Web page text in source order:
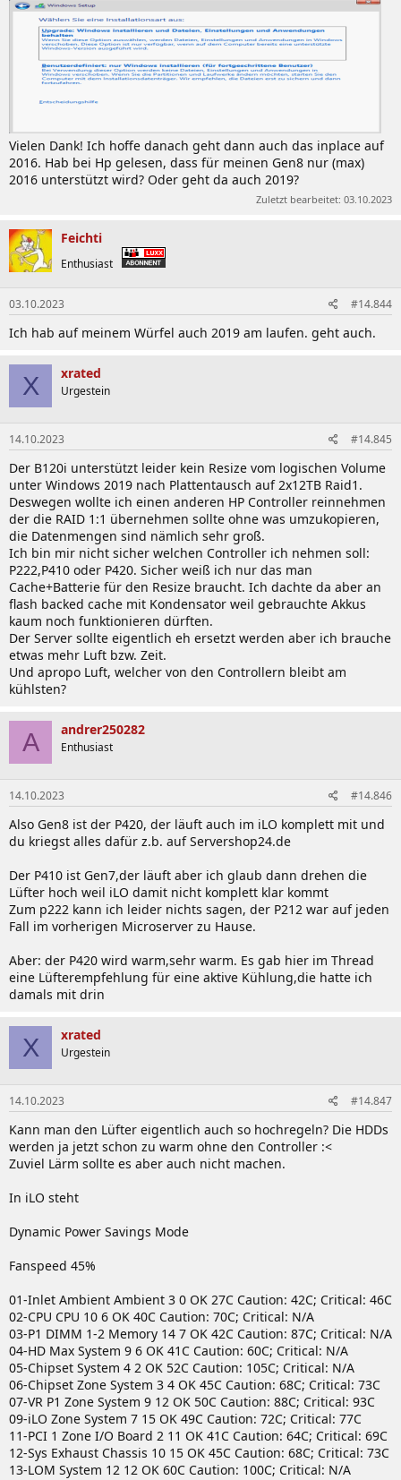
Vielen Dank! Ich hoffe danach geht dann auch das inplace auf
2016. Hab bei Hp gelesen, dass für meinen Gen8 nur (max)
2016 unterstützt wird? Oder geht da auch 2019?
Zuletzt bearbeitet: 03.10.2023
Feichti
Enthusiast
03.10.2023 #14.844
Ich hab auf meinem Würfel auch 2019 am laufen. geht auch.
X xrated
Urgestein
14.10.2023 #14.845
Der B120i unterstützt leider kein Resize vom logischen Volume
unter Windows 2019 nach Plattentausch auf 2x12TB Raid1.
Deswegen wollte ich einen anderen HP Controller reinnehmen
der die RAID 1:1 übernehmen sollte ohne was umzukopieren,
die Datenmengen sind nämlich sehr groß.
Ich bin mir nicht sicher welchen Controller ich nehmen soll:
P222,P410 oder P420. Sicher weiß ich nur das man
Cache+Batterie für den Resize braucht. Ich dachte da aber an
flash backed cache mit Kondensator weil gebrauchte Akkus
kaum noch funktionieren dürften.
Der Server sollte eigentlich eh ersetzt werden aber ich brauche
etwas mehr Luft bzw. Zeit.
Und apropo Luft, welcher von den Controllern bleibt am
kühlsten?
A andrer250282
Enthusiast
14.10.2023 #14.846
Also Gen8 ist der P420, der läuft auch im iLO komplett mit und
du kriegst alles dafür z.b. auf Servershop24.de
Der P410 ist Gen7,der läuft aber ich glaub dann drehen die
Lüfter hoch weil iLO damit nicht komplett klar kommt
Zum p222 kann ich leider nichts sagen, der P212 war auf jeden
Fall im vorherigen Microserver zu Hause.
Aber: der P420 wird warm,sehr warm. Es gab hier im Thread
eine Lüfterempfehlung für eine aktive Kühlung,die hatte ich
damals mit drin
X xrated
Urgestein
14.10.2023 #14.847
Kann man den Lüfter eigentlich auch so hochregeln? Die HDDs
werden ja jetzt schon zu warm ohne den Controller :<
Zuviel Lärm sollte es aber auch nicht machen.
In iLO steht
Dynamic Power Savings Mode
Fanspeed 45%
01-Inlet Ambient Ambient 3 0 OK 27C Caution: 42C; Critical: 46C
02-CPU CPU 10 6 OK 40C Caution: 70C; Critical: N/A
03-P1 DIMM 1-2 Memory 14 7 OK 42C Caution: 87C; Critical: N/A
04-HD Max System 9 6 OK 41C Caution: 60C; Critical: N/A
05-Chipset System 4 2 OK 52C Caution: 105C; Critical: N/A
06-Chipset Zone System 3 4 OK 45C Caution: 68C; Critical: 73C
07-VR P1 Zone System 9 12 OK 50C Caution: 88C; Critical: 93C
09-iLO Zone System 7 15 OK 49C Caution: 72C; Critical: 77C
11-PCI 1 Zone I/O Board 2 11 OK 41C Caution: 64C; Critical: 69C
12-Sys Exhaust Chassis 10 15 OK 45C Caution: 68C; Critical: 73C
13-LOM System 12 12 OK 60C Caution: 100C; Critical: N/A